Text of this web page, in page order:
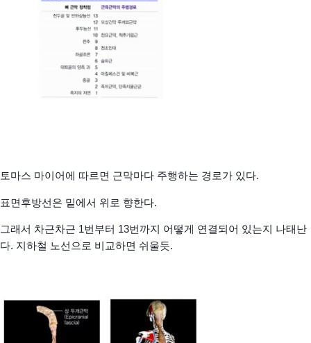
토마스 마이어에 따르면 근막마다 주행하는 경로가 있다.
표면후방선은 밑에서 위로 향한다.
그래서 차근차근 1번부터 13번까지 어떻게 연결되어 있는지 나태난
다. 지하철 노선으로 비교하면 쉬울듯.